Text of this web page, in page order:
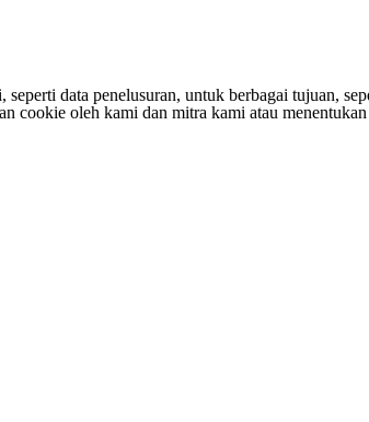
data penelusuran, untuk berbagai tujuan,
cookie oleh kami dan mitra kami atau